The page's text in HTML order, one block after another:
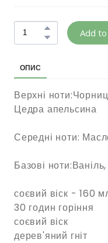
Add
ОПИС
Верхні
Цедра апельсина
Середні ноти:
Базові
соєвий віск - 160
30 годин горіння
соєвий віск
дерев'яний гніт